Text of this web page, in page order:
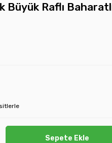
Büyük Raflı
Sepete Ekle